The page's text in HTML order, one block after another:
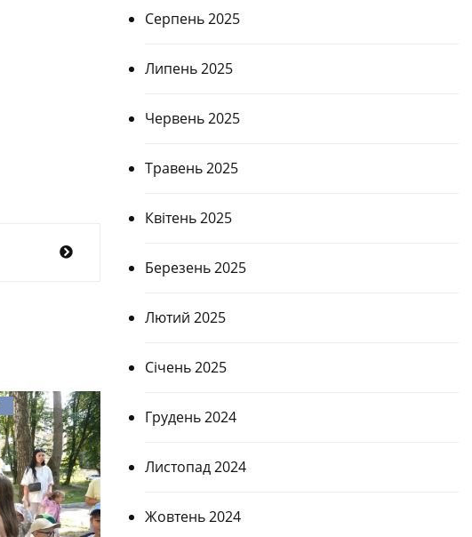
Серпень 2025
Липень 2025
Червень 2025
Травень 2025
Квітень 2025
Березень 2025
Лютий 2025
Січень 2025
Грудень 2024
Листопад 2024
Жовтень 2024